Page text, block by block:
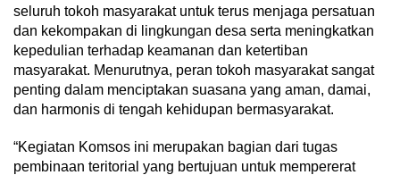
seluruh tokoh masyarakat untuk terus menjaga persatuan
dan kekompakan di lingkungan desa serta meningkatkan
kepedulian terhadap keamanan dan ketertiban
masyarakat. Menurutnya, peran tokoh masyarakat sangat
penting dalam menciptakan suasana yang aman, damai,
dan harmonis di tengah kehidupan bermasyarakat.
“Kegiatan Komsos ini merupakan bagian dari tugas
pembinaan teritorial yang bertujuan untuk mempererat